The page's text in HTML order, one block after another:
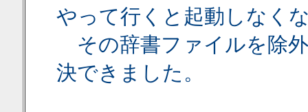
やって行くと起動しなく
その辞書ファイルを除
決できました。